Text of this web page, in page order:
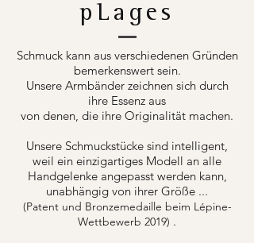
pLages
Schmuck kann aus verschiedenen Gründen
bemerkenswert sein.
Unsere Armbänder zeichnen sich durch
ihre Essenz aus
von denen, die ihre Originalität machen.
Unsere Schmuckstücke sind intelligent,
weil ein einzigartiges Modell an alle
Handgelenke angepasst werden kann,
unabhängig von ihrer Größe ...
(Patent und Bronzemedaille beim Lépine-
Wettbewerb 2019) .